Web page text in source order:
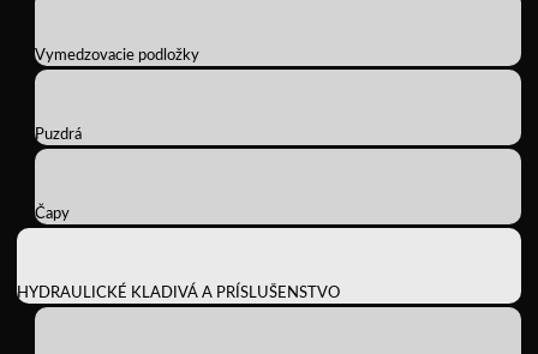
Vymedzovacie podložky
Puzdrá
Čapy
HYDRAULICKÉ KLADIVÁ A PRÍSLUŠENSTVO